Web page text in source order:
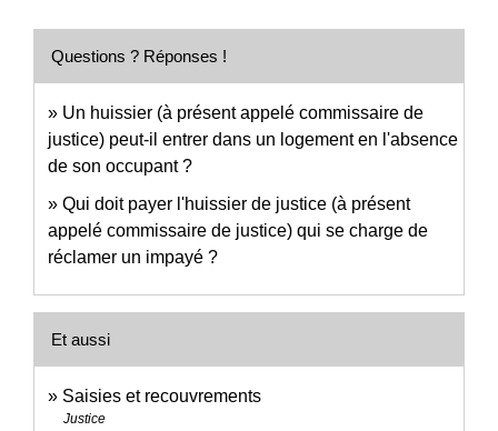
Questions ? Réponses !
Un huissier (à présent appelé commissaire de
justice) peut-il entrer dans un logement en l'absence
de son occupant ?
Qui doit payer l'huissier de justice (à présent
appelé commissaire de justice) qui se charge de
réclamer un impayé ?
Et aussi
Saisies et recouvrements
Justice